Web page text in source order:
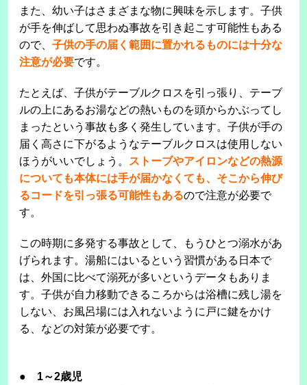
また、幼い子はさまざまな物に興味を示します。子供
が手を伸ばして思わぬ事故を引き起こす可能性もある
ので、子供の手の届く範囲に置かれるものには十分な
注意が必要です。
たとえば、子供がテーブルクロスを引っ張り、テーブ
ルの上にあるお湯などの熱いものを頭からかぶってし
まったという事故も多く発生しています。子供が手の
届く高さに下がるようなテーブルクロスは使用しない
ほうがいいでしょう。 ストーブやアイロンなどの熱源
についても本体には手が届かなくても、そこから伸び
るコードを引っ張る可能性もあるので注意が必要で
す。
この時期に多発する事故として、もうひとつ溺水があ
げられます。湯船にはいるという習慣がある日本で
は、外国に比べて溺死が多いというデータもありま
す。子供が自力移動できるころからは浴槽に残し湯を
しない、お風呂場には入れないように戸に鍵をかけ
る、などの対策が必要です。
● 1～2歳児